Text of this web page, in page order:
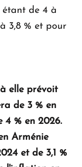
étant de 4 à
3,8 % et pour
elle prévoit
de 3 % en
4 % en 2026.
Arménie
et de 3,1 %